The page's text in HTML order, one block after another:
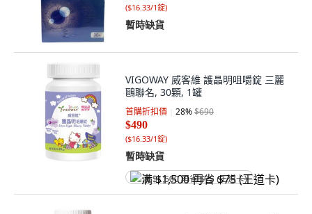
($16.33/1錠)
暫時缺貨
VIGOWAY 威客維 護晶明咀嚼錠 三麗
鷗聯名, 30顆, 1罐
首購折扣價 28%$690
$490
($16.33/1錠)
暫時缺貨
满 $1,500 再省 $75 (王道卡)